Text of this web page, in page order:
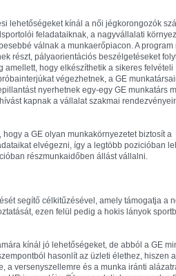
lehetőségeket kínál a női jégkorongozók
feladataiknak, a nagyvállalati
válnak a munkaerőpiacon. A program
részt, pályaorientációs beszélgetéseket
hogy elkészíthetik a sikeres felvételi
végezhetnek, a GE
nyerhetnek egy-egy GE munkatárs
kapnak a vállalat szakmai
a GE olyan munkakörnyezetet biztosít a
elvégezni, így a legtöbb pozicióban
részmunkaidőben állást vállalni.
segítő célkitűzésével, amely támogatja a
ezen felül pedig a hokis lányok
kínál jó lehetőségeket, de abból a GE
hasonlít az üzleti élethez, hiszen
a versenyszellemre és a munka iránti